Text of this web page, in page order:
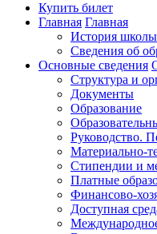
Купить билет
Главная Главная
История школы
Сведения об
Основные сведения
Структура и
Документы
Образование
Руководство.
Материально-
Стипендии и
Платные
Финансово-
Доступная